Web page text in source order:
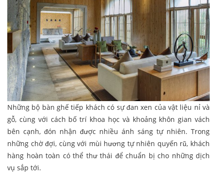
Những bộ bàn ghế tiếp khách có sự đan xen của vật liệu nỉ và
gỗ, cùng với cách bố trí khoa học và khoảng khôn gian vách
bên cạnh, đón nhận được nhiều ánh sáng tự nhiên. Trong
những chờ đợi, cùng với mùi hương tự nhiên quyến rũ, khách
hàng hoàn toàn có thể thư thái để chuẩn bị cho những dịch
vụ sắp tới.